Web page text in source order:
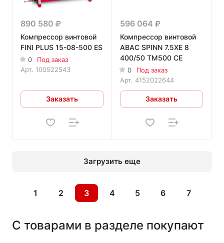
890 580
Компрессор винтовой
FINI PLUS 15-08-500 ES
0
Под заказ
Арт. 100522543
Заказать
596 064
Компрессор винтовой
ABAC SPINN 7.5XE 8
400/50 TM500 CE
0
Под заказ
Арт. 4152022644
Заказать
Загрузить еще
1 2 3 4 5 6 7
С товарами в разделе покупают